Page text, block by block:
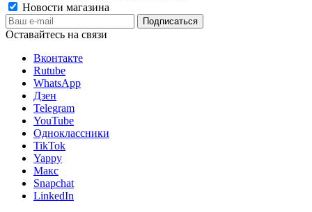
Новости магазина
Оставайтесь на связи
Вконтакте
Rutube
WhatsApp
Дзен
Telegram
YouTube
Одноклассники
TikTok
Yappy
Макс
Snapchat
LinkedIn